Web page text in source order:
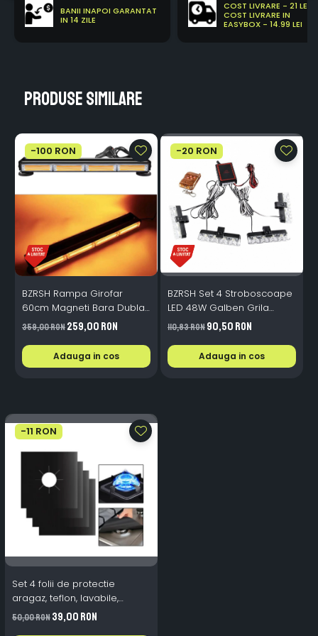
BANII INAPOI GARANTAT
IN 14 ZILE
COST LIVRARE - 21 LEI
COST LIVRARE IN
EASYBOX - 14.99 LEI
Produse similare
-100 RON
BZRSH Rampa Girofar
60cm Magneti Bara Dubla
Stroboscop Galben 12V-
24V
359,00 RON259,00 RON
Adauga in cos
-20 RON
BZRSH Set 4 Stroboscoape
LED 48W Galben Grila
Telecomanda - 1200
Lumeni IP65 12V
110,83 RON90,50 RON
Adauga in cos
-11 RON
Set 4 folii de protectie
aragaz, teflon, lavabile,
reutilizabile, Negru/Gri
50,00 RON39,00 RON